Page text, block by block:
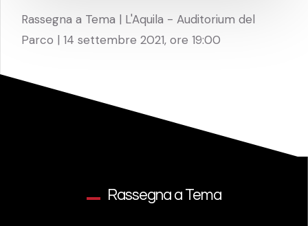
Rassegna a Tema | L'Aquila - Auditorium del
Parco | 14 settembre 2021, ore 19:00
Rassegna a Tema